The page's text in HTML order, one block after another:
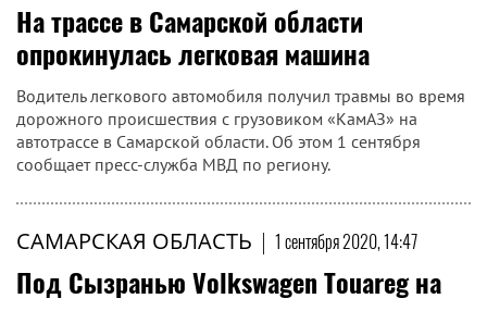
На трассе в Самарской области
опрокинулась легковая машина
Водитель легкового автомобиля получил травмы во время
дорожного происшествия с грузовиком «КамАЗ» на
автотрассе в Самарской области. Об этом 1 сентября
сообщает пресс-служба МВД по региону.
САМАРСКАЯ ОБЛАСТЬ | 1 сентября 2020, 14:47
Под Сызранью Volkswagen Touareg на